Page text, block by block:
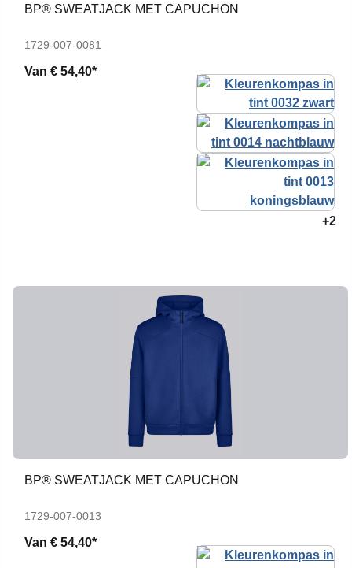
BP® SWEATJACK MET CAPUCHON
1729-007-0081
Van € 54,40*
+2
BP® SWEATJACK MET CAPUCHON
1729-007-0013
Van € 54,40*